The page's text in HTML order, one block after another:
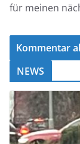
für meinen
NEWS